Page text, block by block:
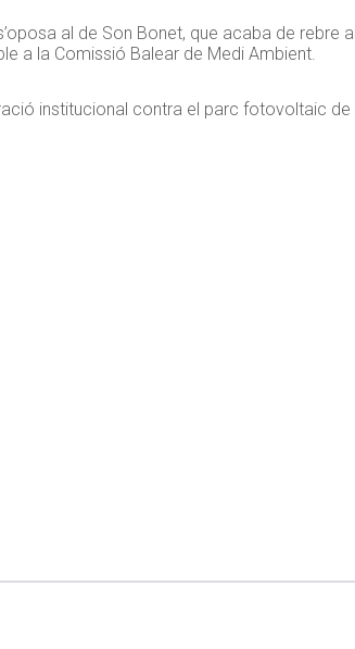
al de Son Bonet, que acaba de rebre
a la Comissió Balear de Medi Ambient.
institucional contra el parc fotovoltaic de